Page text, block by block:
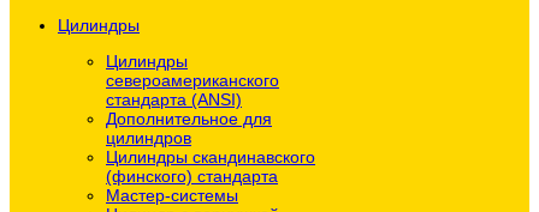
Цилиндры
Цилиндры
североамериканского
стандарта (ANSI)
Дополнительное для
цилиндров
Цилиндры скандинавского
(финского) стандарта
Мастер-системы